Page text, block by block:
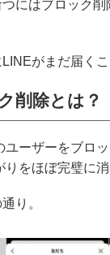
にはブロック
がまだ届く
削除とは？
ーザーをブロ
をほぼ完璧に消
り。